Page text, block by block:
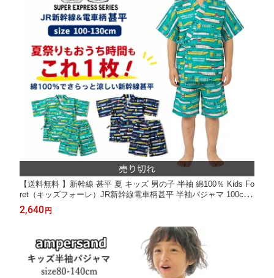
【送料無料 】新幹線 甚平 夏 キッズ 男の子 半袖 綿100％ Kids Fo
ret（キッズフォーレ）JR新幹線電車柄甚平 半袖パジャマ 100c
m〜130cm｜子供 パジャマ 夏 通園 通学 保育園 幼稚園 小学生 人
気 プレゼント ギフト こまち ドクターイエロー はやぶさ KG
2,640円